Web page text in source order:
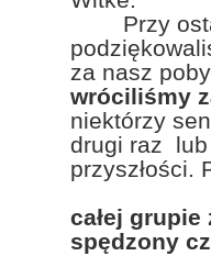
Przy
za nasz
wróciliśmy
niektórzy
drugi raz lub
przyszłości.
całej
spędzony